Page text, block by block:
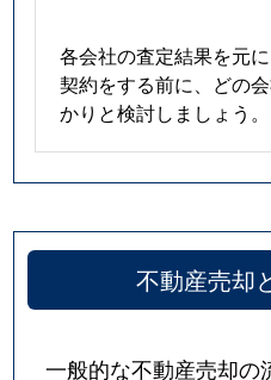
各会社の査定結果を元に
契約をする前に、どの
かりと検討しましょう。
不動産売却
一般的な不動産売却の